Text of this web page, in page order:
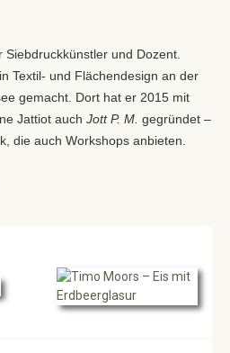
Siebdruckkünstler und Dozent.
Textil- und Flächendesign an der
gemacht. Dort hat er 2015 mit
Jattiot auch Jott P. M. gegründet –
die auch Workshops anbieten.